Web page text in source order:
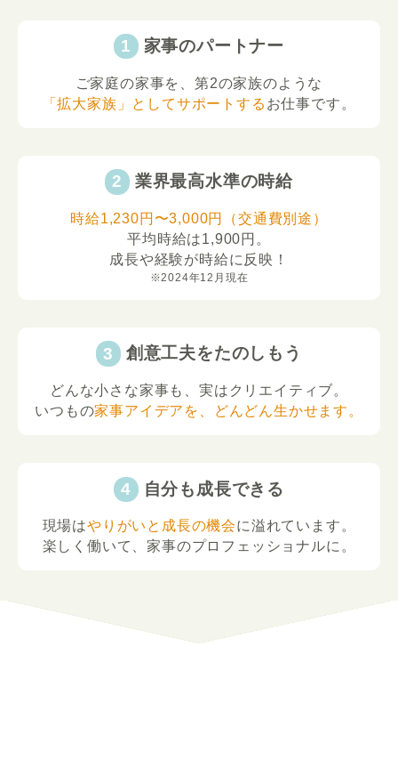
家事のパートナー
ご家庭の家事を、第2の家族のような
「拡大家族」としてサポートする お仕事です。
業界最高水準の時給
時給1,230円〜3,000円（交通費別途）
平均時給は1,900円。
成長や経験が時給に反映！
※2024年12月現在
創意工夫をたのしもう
どんな小さな家事も、実はクリエイティブ。
いつもの家事アイデアを、どんどん生かせます。
自分も成長できる
現場はやりがいと成長の機会に溢れています。
楽しく働いて、家事のプロフェッショナルに。